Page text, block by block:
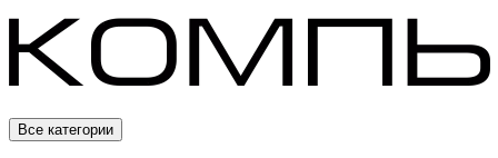
Все категории